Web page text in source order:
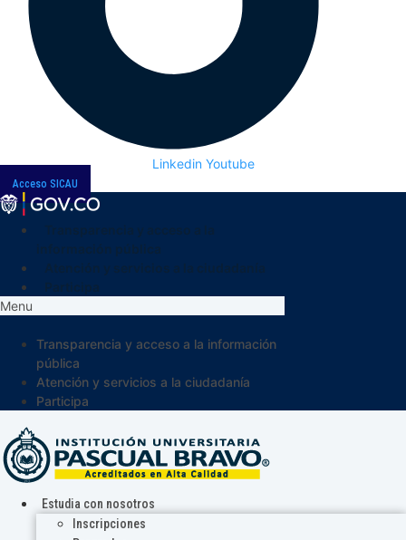
Linkedin Youtube
Acceso SICAU
Menu
Transparencia y acceso a la información
pública
Atención y servicios a la ciudadanía
Participa
Estudia con nosotros
Inscripciones